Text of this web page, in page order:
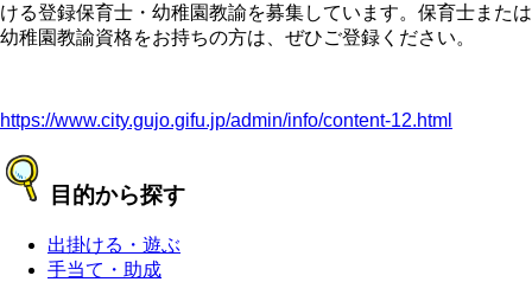
ける登録保育士・幼稚園教諭を募集しています。保育士または
幼稚園教諭資格をお持ちの方は、ぜひご登録ください。
https://www.city.gujo.gifu.jp/admin/info/content-12.html
目的から探す
出掛ける・遊ぶ
手当て・助成